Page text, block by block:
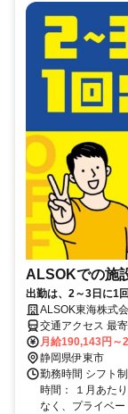
ALSOKでの施
出勤は、2～3日に1
生」に使おう。
ALSOK東海株式
交通アクセス 最寄駅：川奈駅 城ヶ崎海
（駐車場あり）
す。
月給190,143円～
静岡県伊東市
勤務時間 シフト
時間： １月あた
なく、プライベー